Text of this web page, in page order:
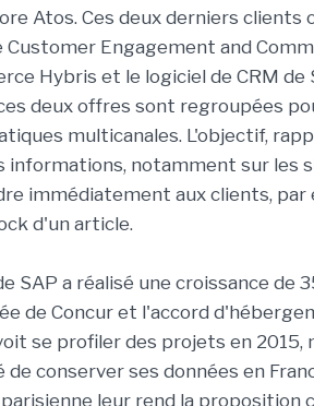
Atos. Ces deux derniers
Engagement and
Hybris et le logiciel de CRM de
deux offres sont regroupées
multicanales. L'objectif,
informations, notamment sur les
immédiatement aux clients,
d'un article.
SAP a réalisé une croissance de
de Concur et l'accord
se profiler des projets en
de conserver ses données en
leur rend la proposition